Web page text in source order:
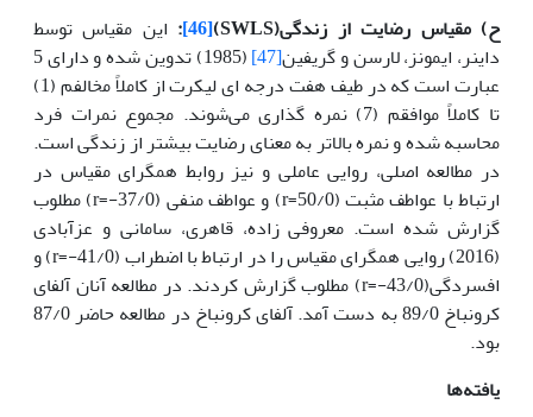
ح) مقیاس رضایت از زندگی(SWLS
)
[46]
: این مقیاس توسط
داینر، ایمونز، لارسن و گریفین[47]
(1985) تدوین شده و دارای 5
عبارت است که در طیف هفت درجه ای لیکرت از کاملاً مخالفم (1)
تا کاملاً موافقم (7) نمره گذاری می‌شوند. مجموع نمرات فرد
محاسبه شده و نمره بالاتر به معنای رضایت بیشتر از زندگی است.
در مطالعه اصلی، روایی عاملی و نیز روابط همگرای مقیاس در
ارتباط با عواطف مثبت (50/0=r) و عواطف منفی (37/0-=r) مطلوب
گزارش شده است. معروفی زاده، قاهری، سامانی و عزآبادی
(2016) روایی همگرای مقیاس را در ارتباط با اضطراب (41/0-=r) و
افسردگی(43/0-=r) مطلوب گزارش کردند. در مطالعه آنان آلفای
کرونباخ 89/0 به دست آمد. آلفای کرونباخ در مطالعه حاضر 87/0
بود.
یافته‌ها